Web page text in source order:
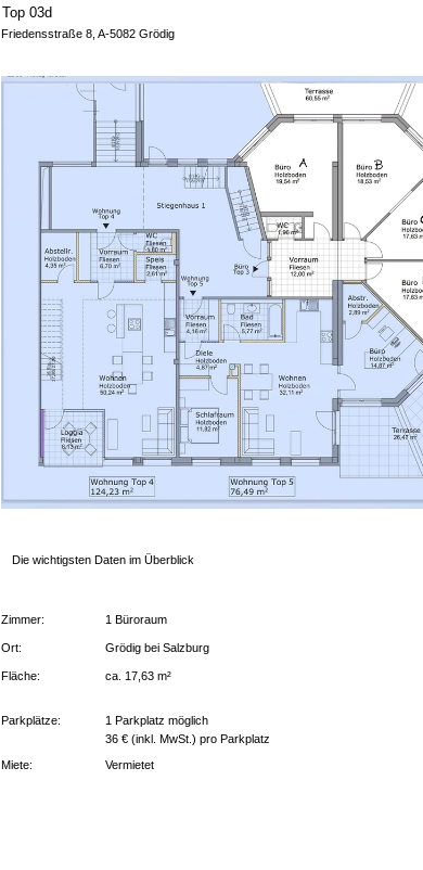
Top 03d
Friedensstraße 8, A-5082 Grödig
Die wichtigsten Daten im Überblick
Zimmer:
Ort:
Fläche:
Parkplätze:
Miete:
1 Büroraum
Grödig bei Salzburg
ca. 17,63 m²
Vermietet
1 Parkplatz möglich
36 € (inkl. MwSt.) pro Parkplatz